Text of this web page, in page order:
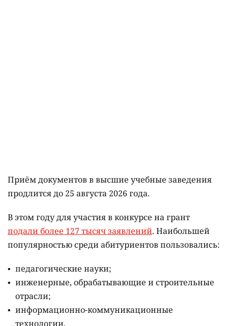
Приём документов в высшие учебные заведения
продлится до 25 августа 2026 года.
В этом году для участия в конкурсе на грант
подали более 127 тысяч заявлений. Наибольшей
популярностью среди абитуриентов пользовались:
педагогические науки;
инженерные, обрабатывающие и строительные
отрасли;
информационно-коммуникационные
технологии.